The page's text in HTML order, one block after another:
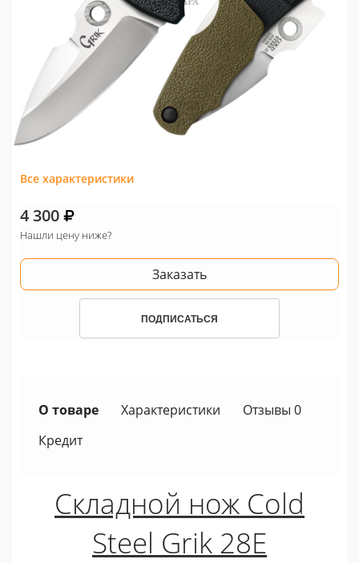
Все характеристики
4 300
Нашли цену ниже?
Заказать
ПОДПИСАТЬСЯ
О товаре Характеристики
Отзывы 0
Кредит
Складной нож Cold
Steel Grik 28E